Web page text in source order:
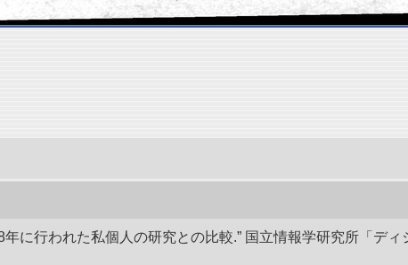
に行われた私個人の研究との比較.” 国立情報学研究所「デ